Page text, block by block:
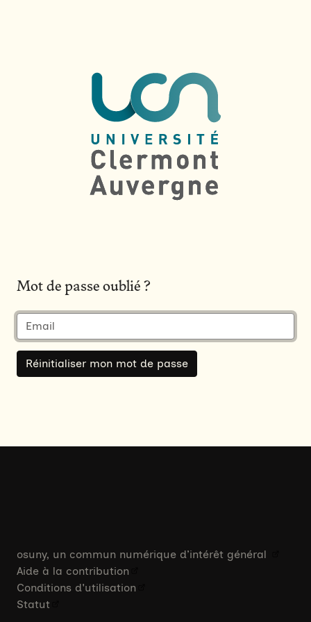
Mot de passe oublié ?
osuny, un commun numérique d’intérêt général
Aide à la contribution
Conditions d'utilisation
Statut